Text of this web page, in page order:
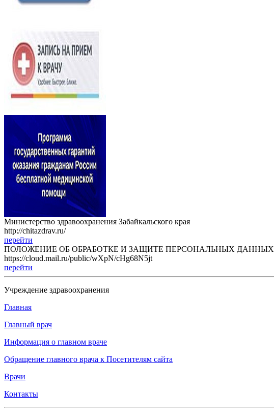
Министерство здравоохранения Забайкальского края
http://chitazdrav.ru/
перейти
ПОЛОЖЕНИЕ ОБ ОБРАБОТКЕ И ЗАЩИТЕ ПЕРСОНАЛЬНЫХ ДАННЫХ
https://cloud.mail.ru/public/wXpN/cHg68N5jt
перейти
Учреждение здравоохранения
Главная
Главный врач
Информация о главном враче
Обращение главного врача к Посетителям сайта
Врачи
Контакты